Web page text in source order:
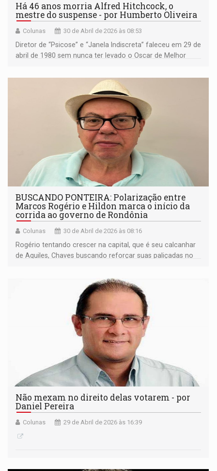
Há 46 anos morria Alfred Hitchcock, o
mestre do suspense - por Humberto Oliveira
Colunas 30 de Abril de 2026 às 08:53
Diretor de “Psicose” e “Janela Indiscreta” faleceu em 29 de
abril de 1980 sem nunca ter levado o Oscar de Melhor
BUSCANDO PONTEIRA: Polarização entre
Marcos Rogério e Hildon marca o início da
corrida ao governo de Rondônia
Colunas 30 de Abril de 2026 às 08:16
Rogério tentando crescer na capital, que é seu calcanhar
de Aquiles, Chaves buscando reforçar suas paliçadas no
Não mexam no direito delas votarem - por
Daniel Pereira
Colunas 29 de Abril de 2026 às 16:39